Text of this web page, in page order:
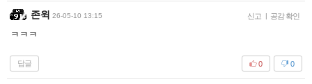
존윅 26-05-10 13:15 신고 | 공감 확인
ㅋㅋㅋ
답글 0
0